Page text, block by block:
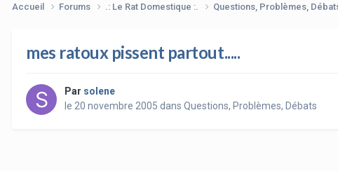
Accueil Forums .: Le Rat Domestique :. Questions, Problèmes,
mes ratoux pissent partout.....
Par solene
le 20 novembre 2005 dans Questions, Problèmes, Débats